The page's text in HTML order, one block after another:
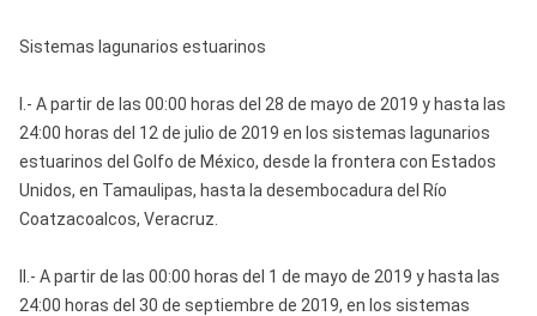
Sistemas lagunarios estuarinos
I.- A partir de las 00:00 horas del 28 de mayo de 2019 y hasta las
24:00 horas del 12 de julio de 2019 en los sistemas lagunarios
estuarinos del Golfo de México, desde la frontera con Estados
Unidos, en Tamaulipas, hasta la desembocadura del Río
Coatzacoalcos, Veracruz.
II.- A partir de las 00:00 horas del 1 de mayo de 2019 y hasta las
24:00 horas del 30 de septiembre de 2019, en los sistemas